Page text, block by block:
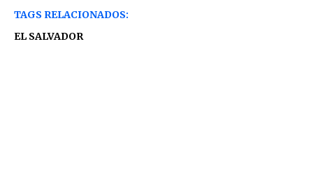
TAGS RELACIONADOS:
EL SALVADOR